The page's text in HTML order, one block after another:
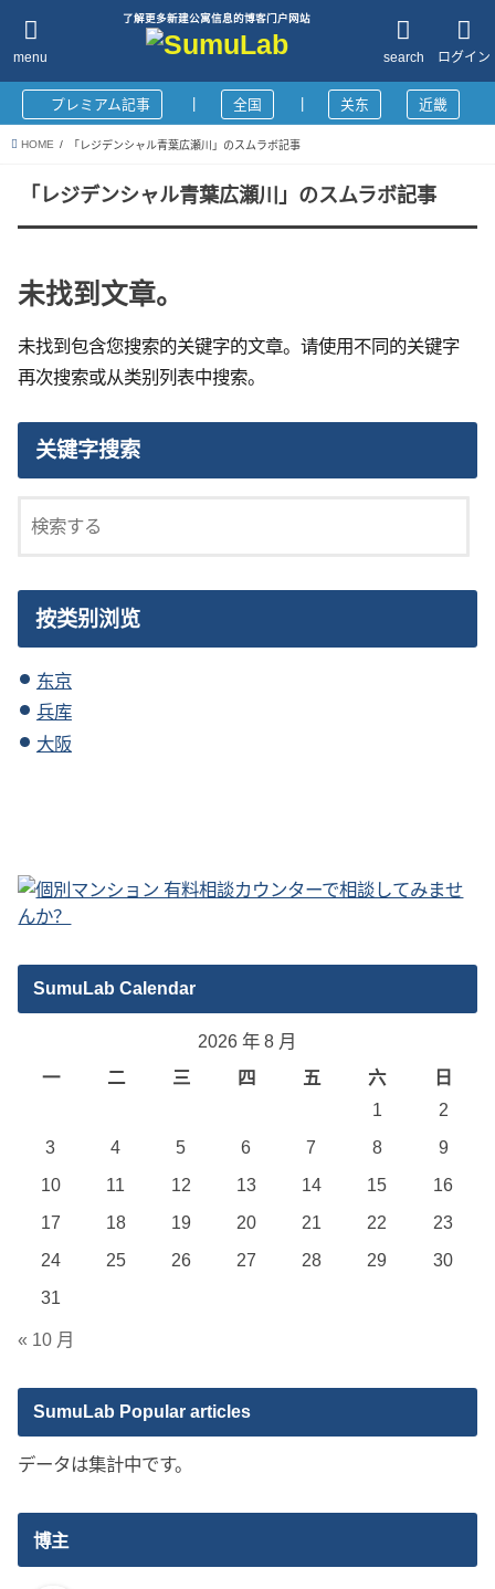
了解更多新建公寓信息的博客门户网站
ログイン
search
menu
プレミアム記事 全国 关东 近畿
HOME 「レジデンシャル青葉広瀬川」のスムラボ記事
「レジデンシャル青葉広瀬川」のスムラボ記事
未找到文章。
未找到包含您搜索的关键字的文章。请使用不同的关键字
再次搜索或从类别列表中搜索。
关键字搜索
按类别浏览
东京
兵库
大阪
SumuLab Calendar
2026 年 8 月
一
二 三 四 五 六
日
1
2
3
4 5 6 7 8
9
10
11 12 13 14 15
16
17
18 19 20 21 22
23
24
25 26 27 28 29
30
31
« 10 月
SumuLab Popular articles
データは集計中です。
博主